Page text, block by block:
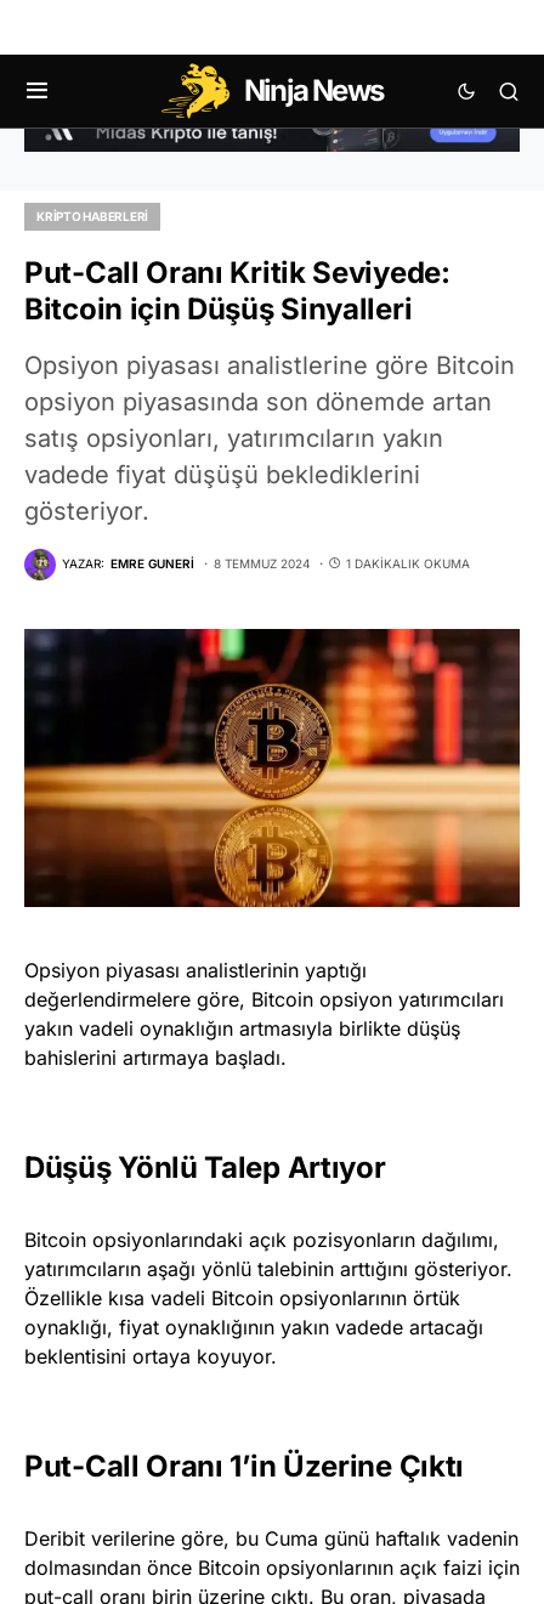
Ninja News
KRIPTO HABERLERI
Put-Call Oranı Kritik Seviyede:
Bitcoin için Düşüş Sinyalleri
Opsiyon piyasası analistlerine göre Bitcoin
opsiyon piyasasında son dönemde artan
satış opsiyonları, yatırımcıların yakın
vadede fiyat düşüşü beklediklerini
gösteriyor.
YAZAR: EMRE GUNERI 8 TEMMUZ 2024 1 DAKIKALIK OKUMA
Opsiyon piyasası analistlerinin yaptığı
değerlendirmelere göre, Bitcoin opsiyon yatırımcıları
yakın vadeli oynaklığın artmasıyla birlikte düşüş
bahislerini artırmaya başladı.
Düşüş Yönlü Talep Artıyor
Bitcoin opsiyonlarındaki açık pozisyonların dağılımı,
yatırımcıların aşağı yönlü talebinin arttığını gösteriyor.
Özellikle kısa vadeli Bitcoin opsiyonlarının örtük
oynaklığı, fiyat oynaklığının yakın vadede artacağı
beklentisini ortaya koyuyor.
Put-Call Oranı 1’in Üzerine Çıktı
Deribit verilerine göre, bu Cuma günü haftalık vadenin
dolmasından önce Bitcoin opsiyonlarının açık faizi için
put-call oranı birin üzerine çıktı. Bu oran, piyasada